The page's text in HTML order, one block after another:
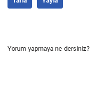
Yorum yapmaya ne dersiniz?